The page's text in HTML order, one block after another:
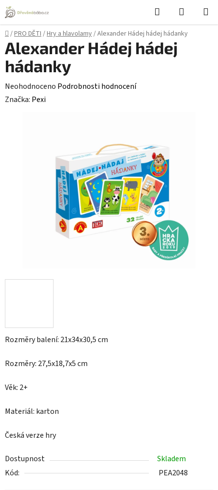
Přejít
na
obsah
Hledat
KOŠÍK
Domů
/PRO DĚTI/Hry a hlavolamy/Alexander Hádej hádej hádanky
Rozměry balení: 21x34x30,5 cm
Rozměry: 27,5x18,7x5 cm
Věk: 2+
Materiál: karton
Česká verze hry
Dostupnost
Skladem
Kód:
PEA2048
Alexander Hádej hádej
hádanky
Průměrné
hodnocení
Neohodnoceno Podrobnosti hodnocení
Značka: Pexi